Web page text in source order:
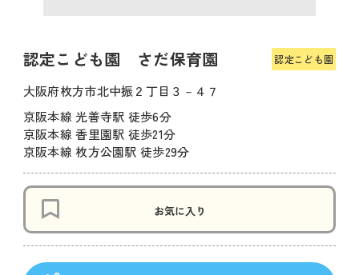
認定こども園 さだ保育園 認定こども園
大阪府枚方市北中振２丁目３－４７
京阪本線 光善寺駅 徒歩6分
京阪本線 香里園駅 徒歩21分
京阪本線 枚方公園駅 徒歩29分
お気に入り